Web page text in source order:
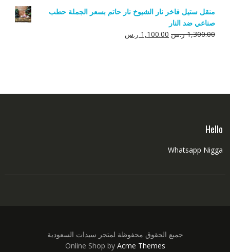
هو:
550.00 ر.س.
هو:
منقل ستيل فاخر نار الشيوخ نار حاتم بسعر الجملة حطب
صناعي ضد النار
1,300.00 ر.س السعر
1,100.00 ر.سالسعر
Hello
Whatsapp Nigga
جميع الحقوق محفوظة لمتجر سيدات السعودية
Online Shop by Acme Themes